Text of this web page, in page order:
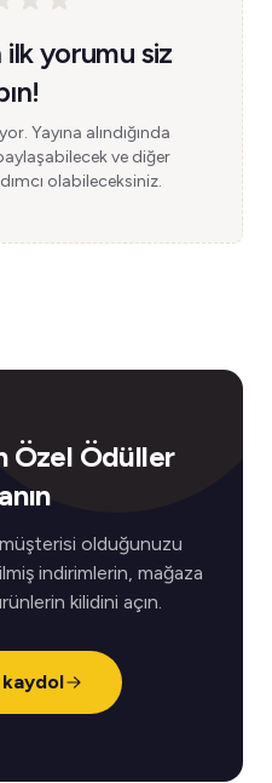
yorumu siz
Yayına alındığında
ve diğer
olabileceksiniz.
Özel Ödüller
olduğunuzu
indirimlerin, mağaza
kilidini açın.